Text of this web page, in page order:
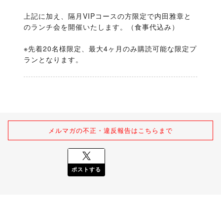
上記に加え、隔月VIPコースの方限定で内田雅章と
のランチ会を開催いたします。（食事代込み）
※先着20名様限定、最大4ヶ月のみ購読可能な限定プ
ランとなります。
メルマガの不正・違反報告はこちらまで
ポストする